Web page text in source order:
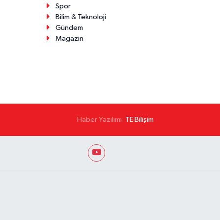
Spor
Bilim & Teknoloji
Gündem
Magazin
Haber Yazılımı: TE Bilişim